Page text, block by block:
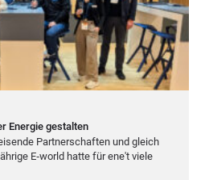
Energie gestalten
Part­ner­schaf­ten und gleich
E‑world hat­te für ene't vie­le